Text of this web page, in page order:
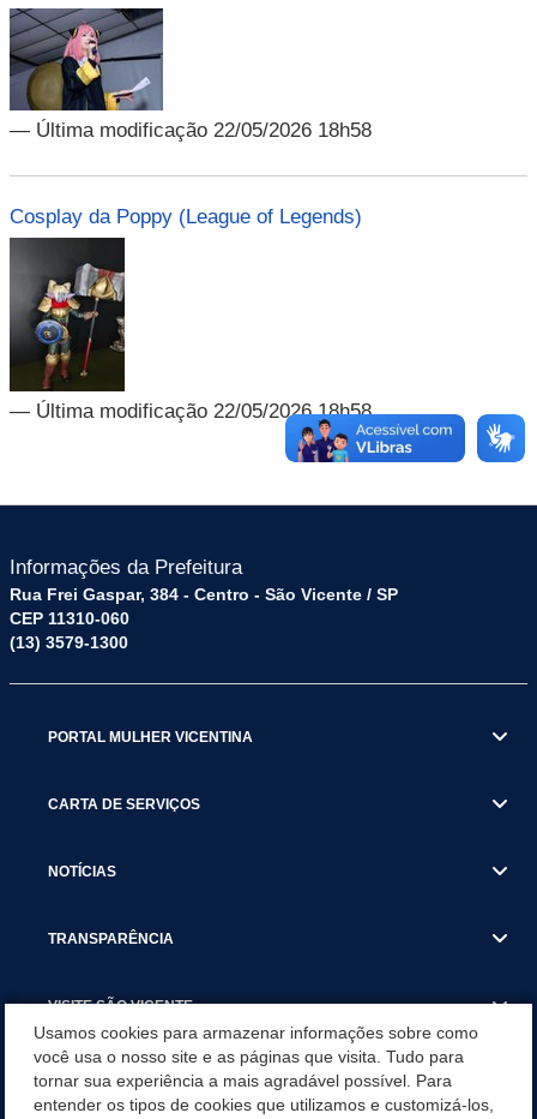
— Última modificação 22/05/2026 18h58
Cosplay da Poppy (League of Legends)
— Última modificação 22/05/2026 18h58
Informações da Prefeitura
Rua Frei Gaspar, 384 - Centro - São Vicente / SP
CEP 11310-060
(13) 3579-1300
PORTAL MULHER VICENTINA
CARTA DE SERVIÇOS
NOTÍCIAS
TRANSPARÊNCIA
VISITE SÃO VICENTE
Usamos cookies para armazenar informações sobre como
você usa o nosso site e as páginas que visita. Tudo para
tornar sua experiência a mais agradável possível. Para
entender os tipos de cookies que utilizamos e customizá-los,